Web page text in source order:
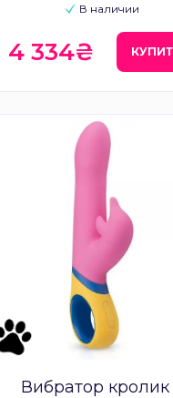
В наличии
4 334₴
Вибратор кролик